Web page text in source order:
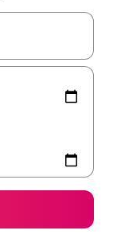
alas-